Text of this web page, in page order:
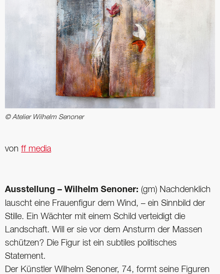
© Atelier Wilhelm Senoner
von ff media
Ausstellung – Wilhelm Senoner: (gm) Nachdenklich
lauscht eine Frauenfigur dem Wind, – ein Sinnbild der
Stille. Ein Wächter mit einem Schild verteidigt die
Landschaft. Will er sie vor dem Ansturm der Massen
schützen? Die Figur ist ein subtiles politisches
Statement.
Der Künstler Wilhelm Senoner, 74, formt seine Figuren